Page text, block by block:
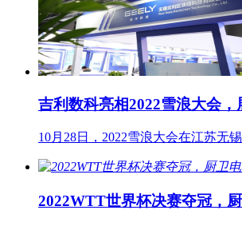
吉利数科亮相2022雪浪大会
10月28日，2022雪浪大会在江苏无
2022WTT世界杯决赛夺冠，